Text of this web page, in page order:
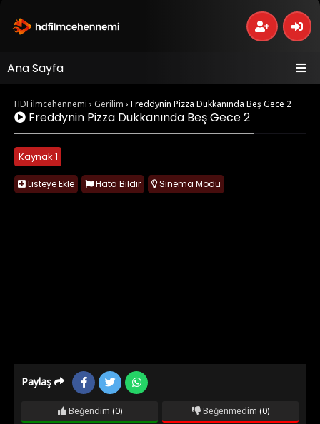
Ana Sayfa
HDFilmcehennemi › Gerilim › Freddynin Pizza Dükkanında Beş Gece 2
Freddynin Pizza Dükkanında Beş Gece 2
Kaynak 1
Listeye Ekle Hata Bildir Sinema Modu
Paylaş
Beğendim (0) Beğenmedim (0)